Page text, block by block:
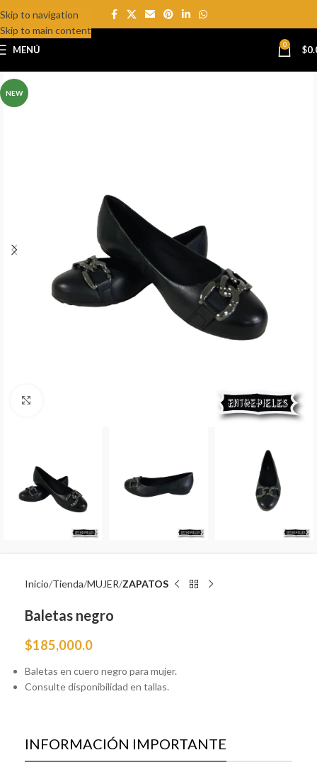
Skip to navigation
Skip to main content
MENÚ 0 $
NEW
Inicio Tienda MUJER ZAPATOS
Baletas negro
$185,000.0
Baletas en cuero negro para mujer.
Consulte disponibilidad en tallas.
INFORMACIÓN IMPORTANTE